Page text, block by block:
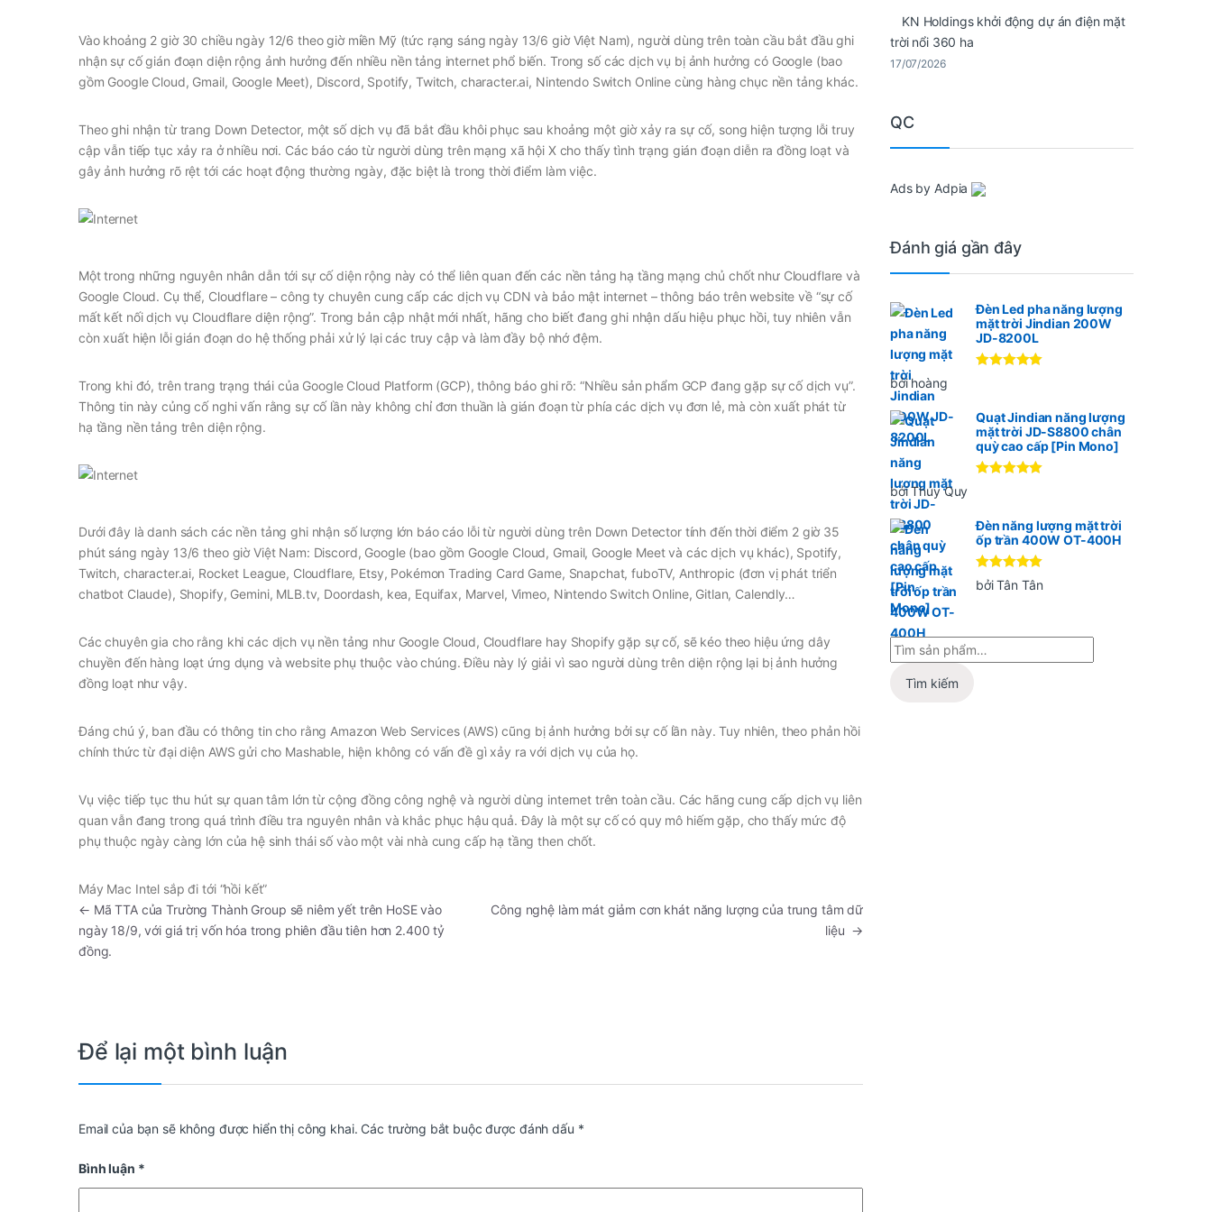
Vào khoảng 2 giờ 30 chiều ngày 12/6 theo giờ miền Mỹ (tức rạng sáng ngày 13/6 giờ Việt Nam), người dùng trên toàn cầu bắt đầu ghi
nhận sự cố gián đoạn diện rộng ảnh hưởng đến nhiều nền tảng internet phổ biến. Trong số các dịch vụ bị ảnh hưởng có Google (bao
gồm Google Cloud, Gmail, Google Meet), Discord, Spotify, Twitch, character.ai, Nintendo Switch Online cùng hàng chục nền tảng khác.
Theo ghi nhận từ trang Down Detector, một số dịch vụ đã bắt đầu khôi phục sau khoảng một giờ xảy ra sự cố, song hiện tượng lỗi truy
cập vẫn tiếp tục xảy ra ở nhiều nơi. Các báo cáo từ người dùng trên mạng xã hội X cho thấy tình trạng gián đoạn diễn ra đồng loạt và
gây ảnh hưởng rõ rệt tới các hoạt động thường ngày, đặc biệt là trong thời điểm làm việc.
Một trong những nguyên nhân dẫn tới sự cố diện rộng này có thể liên quan đến các nền tảng hạ tầng mạng chủ chốt như Cloudflare và
Google Cloud. Cụ thể, Cloudflare – công ty chuyên cung cấp các dịch vụ CDN và bảo mật internet – thông báo trên website về “sự cố
mất kết nối dịch vụ Cloudflare diện rộng”. Trong bản cập nhật mới nhất, hãng cho biết đang ghi nhận dấu hiệu phục hồi, tuy nhiên vẫn
còn xuất hiện lỗi gián đoạn do hệ thống phải xử lý lại các truy cập và làm đầy bộ nhớ đệm.
Trong khi đó, trên trang trạng thái của Google Cloud Platform (GCP), thông báo ghi rõ: “Nhiều sản phẩm GCP đang gặp sự cố dịch vụ”.
Thông tin này củng cố nghi vấn rằng sự cố lần này không chỉ đơn thuần là gián đoạn từ phía các dịch vụ đơn lẻ, mà còn xuất phát từ
hạ tầng nền tảng trên diện rộng.
Dưới đây là danh sách các nền tảng ghi nhận số lượng lớn báo cáo lỗi từ người dùng trên Down Detector tính đến thời điểm 2 giờ 35
phút sáng ngày 13/6 theo giờ Việt Nam: Discord, Google (bao gồm Google Cloud, Gmail, Google Meet và các dịch vụ khác), Spotify,
Twitch, character.ai, Rocket League, Cloudflare, Etsy, Pokémon Trading Card Game, Snapchat, fuboTV, Anthropic (đơn vị phát triển
chatbot Claude), Shopify, Gemini, MLB.tv, Doordash, kea, Equifax, Marvel, Vimeo, Nintendo Switch Online, Gitlan, Calendly…
Các chuyên gia cho rằng khi các dịch vụ nền tảng như Google Cloud, Cloudflare hay Shopify gặp sự cố, sẽ kéo theo hiệu ứng dây
chuyền đến hàng loạt ứng dụng và website phụ thuộc vào chúng. Điều này lý giải vì sao người dùng trên diện rộng lại bị ảnh hưởng
đồng loạt như vậy.
Đáng chú ý, ban đầu có thông tin cho rằng Amazon Web Services (AWS) cũng bị ảnh hưởng bởi sự cố lần này. Tuy nhiên, theo phản hồi
chính thức từ đại diện AWS gửi cho Mashable, hiện không có vấn đề gì xảy ra với dịch vụ của họ.
Vụ việc tiếp tục thu hút sự quan tâm lớn từ cộng đồng công nghệ và người dùng internet trên toàn cầu. Các hãng cung cấp dịch vụ liên
quan vẫn đang trong quá trình điều tra nguyên nhân và khắc phục hậu quả. Đây là một sự cố có quy mô hiếm gặp, cho thấy mức độ
phụ thuộc ngày càng lớn của hệ sinh thái số vào một vài nhà cung cấp hạ tầng then chốt.
Máy Mac Intel sắp đi tới “hồi kết”
← Mã TTA của Trường Thành Group sẽ niêm yết trên HoSE vào
ngày 18/9, với giá trị vốn hóa trong phiên đầu tiên hơn 2.400 tỷ
đồng.
Công nghệ làm mát giảm cơn khát năng lượng của trung tâm dữ
liệu →
Để lại một bình luận
Email của bạn sẽ không được hiển thị công khai. Các trường bắt buộc được đánh dấu *
Bình luận *
KN Holdings khởi động dự án điện mặt
trời nổi 360 ha
17/07/2026
QC
Ads by Adpia
Đánh giá gần đây
Đèn Led pha năng lượng
mặt trời Jindian 200W
JD-8200L
bởi hoàng
Quạt Jindian năng lượng
mặt trời JD-S8800 chân
quỳ cao cấp [Pin Mono]
bởi Thúy Quy
Đèn năng lượng mặt trời
ốp trần 400W OT-400H
Được xếp
hạng 55
bởi Tân Tân
Tìm kiếm